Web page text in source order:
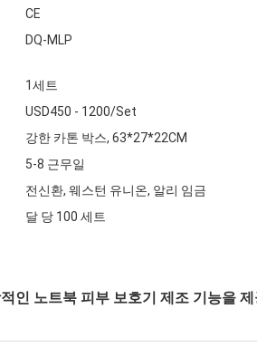
CE
DQ-MLP
1세트
USD450 - 1200/Set
강한 카톤 박스, 63*27*22CM
5-8 근무일
전신환, 웨스턴 유니온, 알리 임금
달 당 100 세트
인 노트북 피부 보호기 제조 기능을